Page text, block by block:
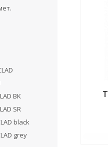
BK
SR
black
grey